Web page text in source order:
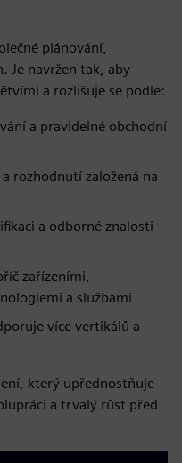
plánování,
Je navržen tak, aby
a rozlišuje se podle:
a pravidelné obchodní
rozhodnutí založená na
a odborné znalosti
zařízeními,
a službami
více vertikálů a
který upřednostňuje
a trvalý růst před